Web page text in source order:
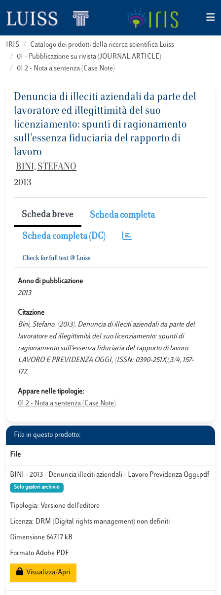
IRIS
Catalogo dei prodotti della ricerca scientifica Luiss
01 - Pubblicazione su rivista (JOURNAL ARTICLE)
01.2 - Nota a sentenza (Case Note)
Denuncia di illeciti aziendali da parte del
lavoratore ed illegittimità del suo
licenziamento: spunti di ragionamento
sull’essenza fiduciaria del rapporto di
lavoro
BINI, STEFANO
2013
Scheda breve Scheda completa
Scheda completa (DC)
Anno di pubblicazione
2013
Citazione
Bini, Stefano. (2013). Denuncia di illeciti aziendali da parte del
lavoratore ed illegittimità del suo licenziamento: spunti di
ragionamento sull’essenza fiduciaria del rapporto di lavoro.
LAVORO E PREVIDENZA OGGI, (ISSN: 0390-251X),3/4, 157-
177.
Appare nelle tipologie:
01.2 - Nota a sentenza (Case Note)
File in questo prodotto:
File
BINI - 2013 - Denuncia illeciti aziendali - Lavoro Previdenza Oggi.pdf
Solo gestori archivio
Tipologia: Versione dell'editore
Licenza: DRM (Digital rights management) non definiti
Dimensione 647.17 kB
Formato Adobe PDF
Visualizza/Apri